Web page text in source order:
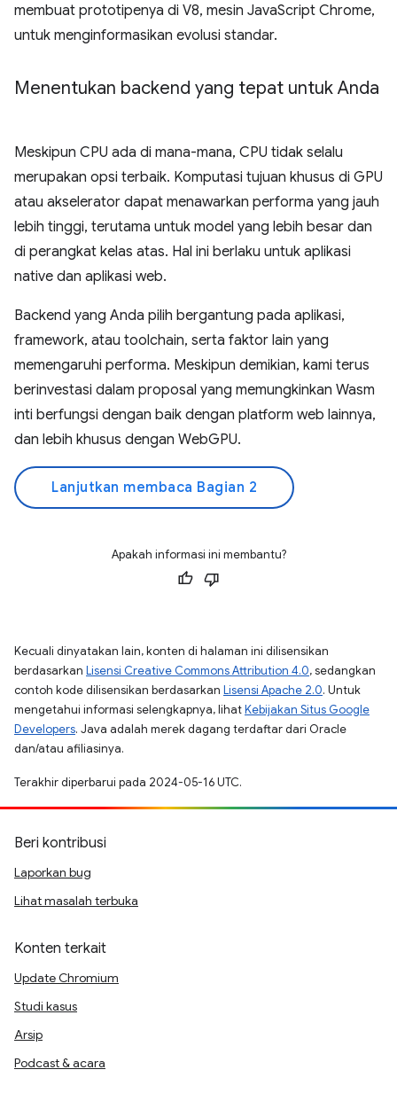
membuat prototipenya di V8, mesin JavaScript Chrome,
untuk menginformasikan evolusi standar.
Menentukan backend yang tepat untuk Anda
Meskipun CPU ada di mana-mana, CPU tidak selalu
merupakan opsi terbaik. Komputasi tujuan khusus di GPU
atau akselerator dapat menawarkan performa yang jauh
lebih tinggi, terutama untuk model yang lebih besar dan
di perangkat kelas atas. Hal ini berlaku untuk aplikasi
native dan aplikasi web.
Backend yang Anda pilih bergantung pada aplikasi,
framework, atau toolchain, serta faktor lain yang
memengaruhi performa. Meskipun demikian, kami terus
berinvestasi dalam proposal yang memungkinkan Wasm
inti berfungsi dengan baik dengan platform web lainnya,
dan lebih khusus dengan WebGPU.
Lanjutkan membaca Bagian 2
Apakah informasi ini membantu?
Kecuali dinyatakan lain, konten di halaman ini dilisensikan
berdasarkan Lisensi Creative Commons Attribution 4.0, sedangkan
contoh kode dilisensikan berdasarkan Lisensi Apache 2.0. Untuk
mengetahui informasi selengkapnya, lihatKebijakan Situs Google
Developers. Java adalah merek dagang terdaftar dari Oracle
dan/atau afiliasinya.
Terakhir diperbarui pada 2024-05-16 UTC.
Beri kontribusi
Laporkan bug
Lihat masalah terbuka
Konten terkait
Update Chromium
Studi kasus
Arsip
Podcast & acara